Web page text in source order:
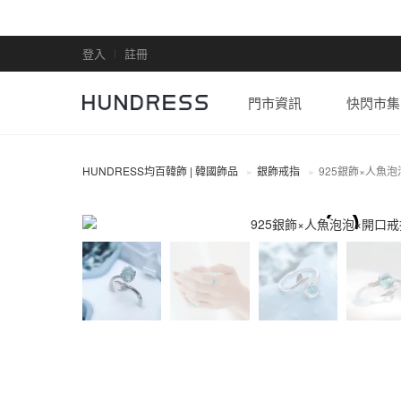
登入 註冊
門市資訊 快閃市集
HUNDRESS均百韓飾 | 韓國飾品 銀飾戒指 925銀飾×人魚泡
全部商品